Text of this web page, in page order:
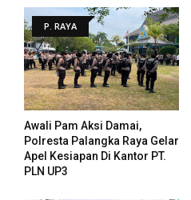
P. RAYA
Awali Pam Aksi Damai,
Polresta Palangka Raya Gelar
Apel Kesiapan Di Kantor PT.
PLN UP3